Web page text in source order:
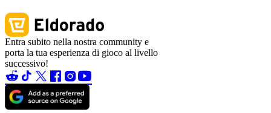
Entra subito nella nostra community e
porta la tua esperienza di gioco al livello
successivo!